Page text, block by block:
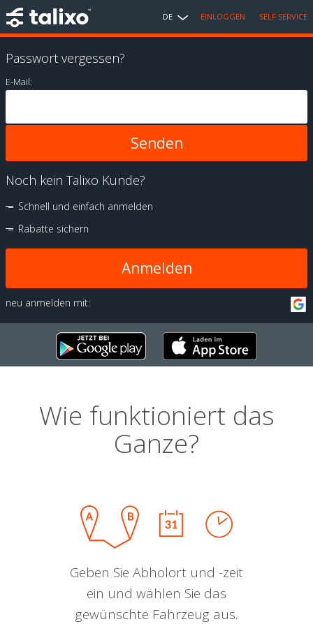
DE EINLOGGEN SELF SERVICE
Passwort vergessen?
E-Mail:
Noch kein Talixo Kunde?
Schnell und einfach anmelden
Rabatte sichern
Anmelden
neu anmelden mit:
Wie funktioniert das
Ganze?
Geben Sie Abholort und -zeit
ein und wählen Sie das
gewünschte Fahrzeug aus.